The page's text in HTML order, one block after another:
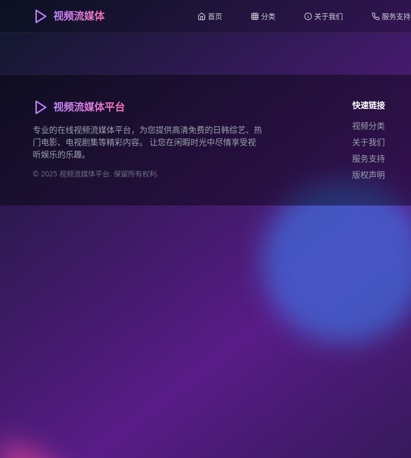
视频流媒体 首页 分类 关于我们 服务支持
视频流媒体平台
专业的在线视频流媒体平台，为您提供高清免费的日韩综艺、热
门电影、电视剧集等精彩内容。 让您在闲暇时光中尽情享受视
听娱乐的乐趣。
© 2025 视频流媒体平台. 保留所有权利.
快速链接
视频分类
关于我们
服务支持
版权声明